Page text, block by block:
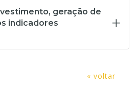
geração de
indicadores
« voltar